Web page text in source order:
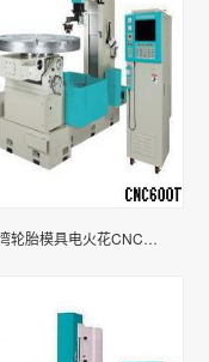
台湾轮胎模具电火花CNC600T